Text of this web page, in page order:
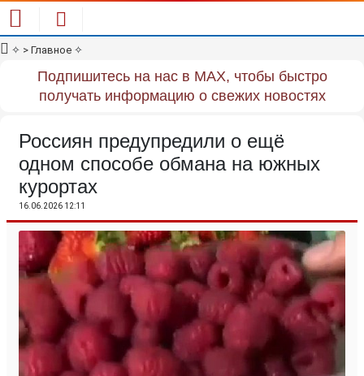
✧ > Главное ✧
Подпишитесь на нас в MAX, чтобы быстро
получать информацию о свежих новостях
Россиян предупредили о ещё
одном способе обмана на южных
курортах
16.06.2026 12:11